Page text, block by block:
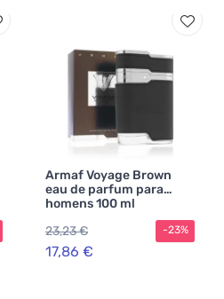
Armaf Voyage Brown
eau de parfum para
homens 100 ml
23,23 €
17,86 €
-23%